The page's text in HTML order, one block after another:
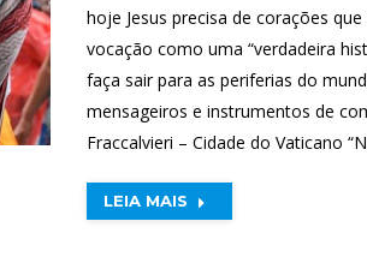
hoje Jesus precisa de corações
vocação como uma “verdadeira
faça sair para as periferias do
mensageiros e instrumentos de
Fraccalvieri – Cidade do Vaticano
LEIA MAIS